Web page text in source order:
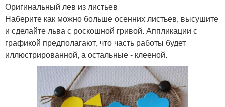
Оригинальный лев из листьев
Наберите как можно больше осенних листьев, высушите
и сделайте льва с роскошной гривой. Аппликации с
графикой предполагают, что часть работы будет
иллюстрированной, а остальные - клееной.